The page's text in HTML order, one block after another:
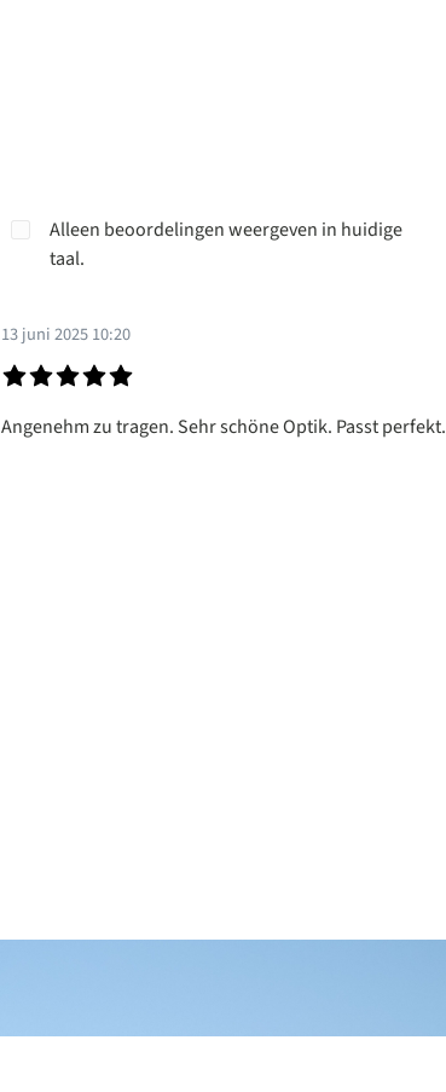
Alleen beoordelingen weergeven in huidige
taal.
13 juni 2025 10:20
Angenehm zu tragen. Sehr schöne Optik. Passt perfekt.